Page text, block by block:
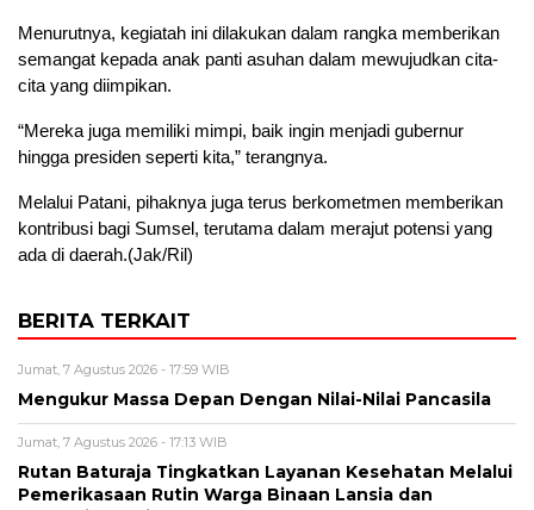
Menurutnya, kegiatah ini dilakukan dalam rangka memberikan
semangat kepada anak panti asuhan dalam mewujudkan cita-
cita yang diimpikan.
“Mereka juga memiliki mimpi, baik ingin menjadi gubernur
hingga presiden seperti kita,” terangnya.
Melalui Patani, pihaknya juga terus berkometmen memberikan
kontribusi bagi Sumsel, terutama dalam merajut potensi yang
ada di daerah.(Jak/Ril)
BERITA TERKAIT
Jumat, 7 Agustus 2026 - 17:59 WIB
Mengukur Massa Depan Dengan Nilai-Nilai Pancasila
Jumat, 7 Agustus 2026 - 17:13 WIB
Rutan Baturaja Tingkatkan Layanan Kesehatan Melalui
Pemerikasaan Rutin Warga Binaan Lansia dan